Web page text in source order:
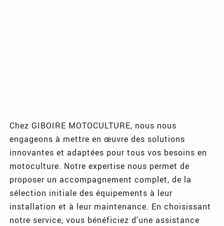
Chez GIBOIRE MOTOCULTURE, nous nous
engageons à mettre en œuvre des solutions
innovantes et adaptées pour tous vos besoins en
motoculture. Notre expertise nous permet de
proposer un accompagnement complet, de la
sélection initiale des équipements à leur
installation et à leur maintenance. En choisissant
notre service, vous bénéficiez d'une assistance